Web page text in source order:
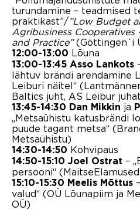
turundamine – teadmised
praktikast”/”Low Budget
Agribusiness Cooperatives
and Practice”(Göttingen´i
12:00-13:00 Lõuna
13:00-13:45 Asso Lankots
lähtuv brändi arendamine
Leiburi näitel“
Baltics juht, AS Leibur
13:45-14:30 Dan Mikkin ja
„Metsaühistu katusbrändi
puude tagant metsa“
Metsaühistu)
14:30-14:50 Kohvipaus
14:50-15:10 Joel Ostrat –
persooni“
15:10-15:30 Meelis Mõttus
valud“ (OÜ Lõunapiim ja
OÜ)